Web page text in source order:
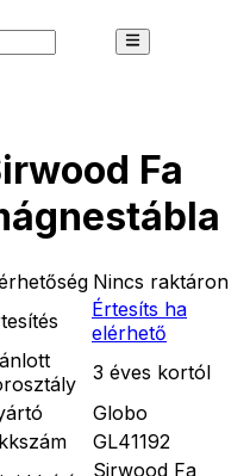
Fa
Nincs raktáron
Értesíts ha
elérhető
3 éves kortól
Globo
GL41192
Sirwood Fa